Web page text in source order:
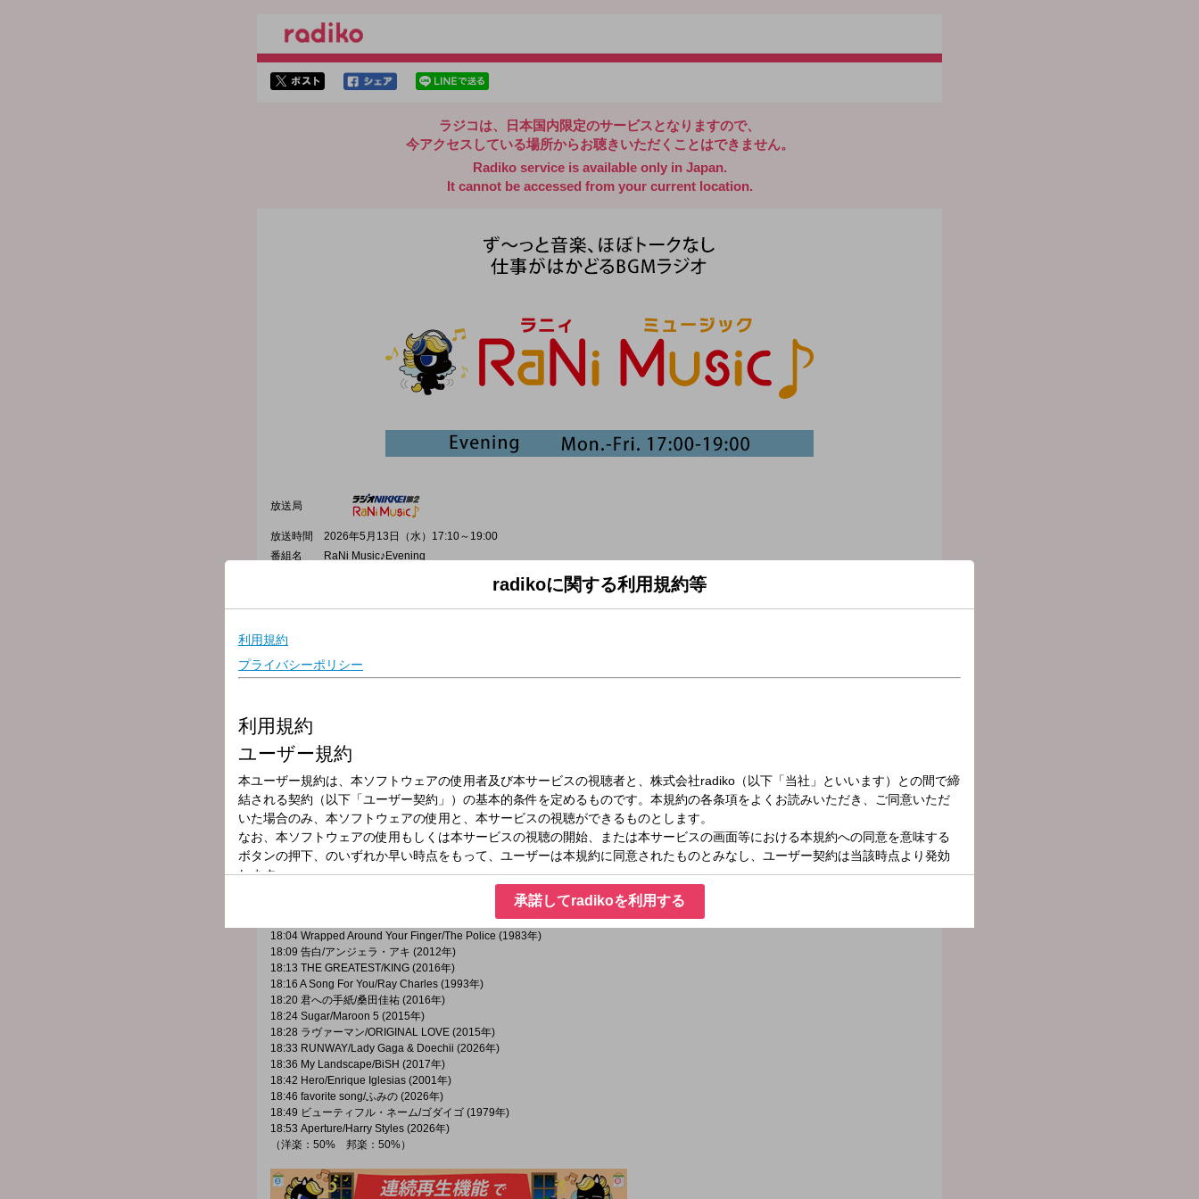
ラジコは、日本国内限定のサービスとなりますので、
今アクセスしている場所からお聴きいただくことはできません。
Radiko service is available only in Japan.
It cannot be accessed from your current location.
放送局
放送時間
2026年5月13日（水）17:10～19:00
番組名
RaNi Music♪Evening
17:10 Again/Mr.Children (2026年)
17:14 Take a Bow/Madonna (1994年)
17:20 Small world/BUMP OF CHICKEN (2021年)
17:25 Save My Love/Kygo, Khalid & Gryffin (2026年)
17:28 ハルジオン/YOASOBI (2020年)
17:31 GLORIA/YUI (2010年)
17:35 If I Ain't Got You/Alicia Keys (2004年)
17:39 スターダスト/Official髭男dism (2026年)
17:43 Surrender/Cheap Trick (1978年)
17:47 friends/iri (2022年)
18:04 Wrapped Around Your Finger/The Police (1983年)
18:09 告白/アンジェラ・アキ (2012年)
18:13 THE GREATEST/KING (2016年)
18:16 A Song For You/Ray Charles (1993年)
18:20 君への手紙/桑田佳祐 (2016年)
18:24 Sugar/Maroon 5 (2015年)
18:28 ラヴァーマン/ORIGINAL LOVE (2015年)
18:33 RUNWAY/Lady Gaga & Doechii (2026年)
18:36 My Landscape/BiSH (2017年)
18:42 Hero/Enrique Iglesias (2001年)
18:46 favorite song/ふみの (2026年)
18:49 ビューティフル・ネーム/ゴダイゴ (1979年)
18:53 Aperture/Harry Styles (2026年)
（洋楽：50% 邦楽：50%）
radikoに関する利用規約等
承諾してradikoを利用する